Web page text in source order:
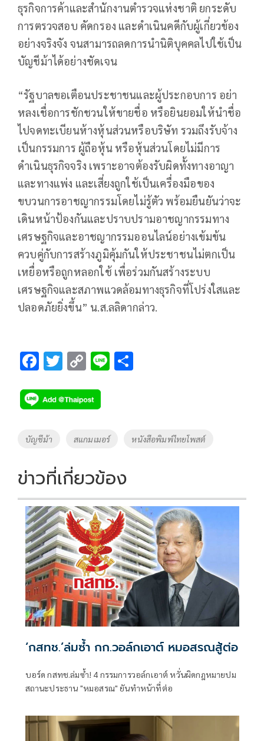
ธุรกิจการค้าและสำนักงานตำรวจแห่งชาติ ยกระดับ
การตรวจสอบ คัดกรอง และดำเนินคดีกับผู้เกี่ยวข้อง
อย่างจริงจัง จนสามารถลดการนำนิติบุคคลไปใช้เป็น
บัญชีม้าได้อย่างชัดเจน
“รัฐบาลขอเตือนประชาชนและผู้ประกอบการ อย่า
หลงเชื่อการชักชวนให้ขายชื่อ หรือยินยอมให้นำชื่อ
ไปจดทะเบียนห้างหุ้นส่วนหรือบริษัท รวมถึงรับจ้าง
เป็นกรรมการ ผู้ถือหุ้น หรือหุ้นส่วนโดยไม่มีการ
ดำเนินธุรกิจจริง เพราะอาจต้องรับผิดทั้งทางอาญา
และทางแพ่ง และเสี่ยงถูกใช้เป็นเครื่องมือของ
ขบวนการอาชญากรรมโดยไม่รู้ตัว พร้อมยืนยันว่าจะ
เดินหน้าป้องกันและปราบปรามอาชญากรรมทาง
เศรษฐกิจและอาชญากรรมออนไลน์อย่างเข้มข้น
ควบคู่กับการสร้างภูมิคุ้มกันให้ประชาชนไม่ตกเป็น
เหยื่อหรือถูกหลอกใช้ เพื่อร่วมกันสร้างระบบ
เศรษฐกิจและสภาพแวดล้อมทางธุรกิจที่โปร่งใสและ
ปลอดภัยยิ่งขึ้น” น.ส.ลลิดากล่าว.
F
e
b
o
k
T
tt
er
C
p
y
Li
k
Li
Tags
บัญชีม้า สแกมเมอร์ หนังสือพิมพ์ไทยโพสต์
ข่าวที่เกี่ยวข้อง
‘กสทช.’ล่มซํ้า กก.วอล์กเอาต์ หมอสรณสู้ต่อ
บอร์ด กสทช.ล่มซ้ำ! 4 กรรมการวอล์กเอาต์ หวั่นผิดกฎหมายปม
สถานะประธาน "หมอสรณ" ยันทำหน้าที่ต่อ